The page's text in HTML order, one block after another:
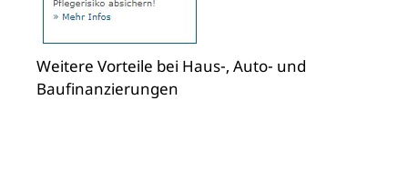
Weitere Vorteile bei Haus-, Auto- und
Baufinanzierungen